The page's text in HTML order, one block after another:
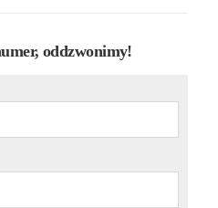
oddzwonimy!